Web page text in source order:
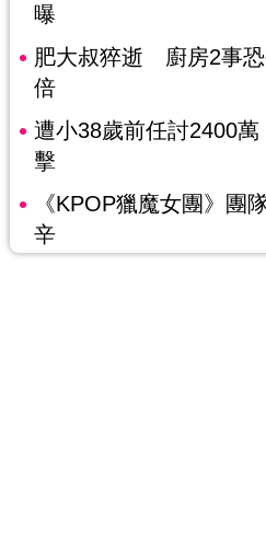
曝
肥大叔猝逝 廚房2事
倍
遭小38歲前任討2400
擊
《KPOP獵魔女團》
辛